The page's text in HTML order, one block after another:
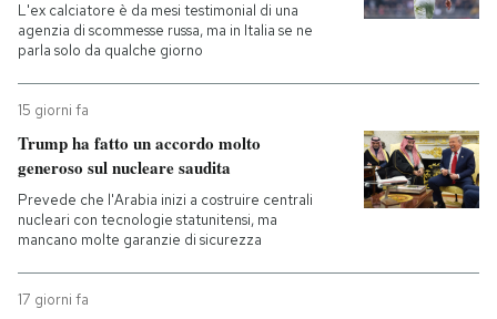
L'ex calciatore è da mesi testimonial di una
agenzia di scommesse russa, ma in Italia se ne
parla solo da qualche giorno
15 giorni fa
Trump ha fatto un accordo molto
generoso sul nucleare saudita
Prevede che l'Arabia inizi a costruire centrali
nucleari con tecnologie statunitensi, ma
mancano molte garanzie di sicurezza
17 giorni fa